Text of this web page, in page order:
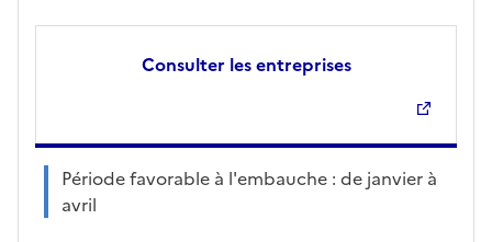
Consulter les entreprises
Période favorable à l'embauche : de janvier à
avril